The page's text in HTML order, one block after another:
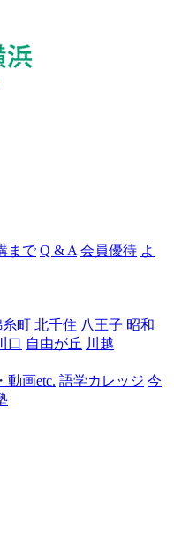
ャ
浜
まで Q & A 会員優待 よ
糸町 北千住 八王子 昭和
口 自由が丘 川越
動画etc. 語学カレッジ 今